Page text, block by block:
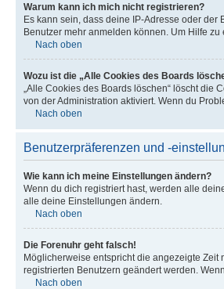
Warum kann ich mich nicht registrieren?
Es kann sein, dass deine IP-Adresse oder
Benutzer mehr anmelden können. Um Hilfe
Nach oben
Wozu ist die „Alle Cookies des Boards
„Alle Cookies des Boards löschen“ löscht
von der Administration aktiviert. Wenn du
Nach oben
Benutzerpräferenzen und -
Wie kann ich meine Einstellungen ändern?
Wenn du dich registriert hast, werden alle
alle deine Einstellungen ändern.
Nach oben
Die Forenuhr geht falsch!
Möglicherweise entspricht die angezeigte Zeit
registrierten Benutzern geändert werden.
Nach oben